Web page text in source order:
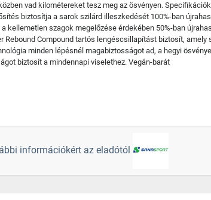
vad kilométereket tesz meg az ösvényen.
biztosítja a sarok szilárd illeszkedését 100%-ban
szagok megelőzése érdekében 50%-ban
Compound tartós lengéscsillapítást biztosít,
minden lépésnél magabiztosságot ad, a hegyi
biztosít a mindennapi viselethez. Vegán-barát
információkért az eladótól